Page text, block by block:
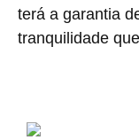
terá a garantia
tranquilidade